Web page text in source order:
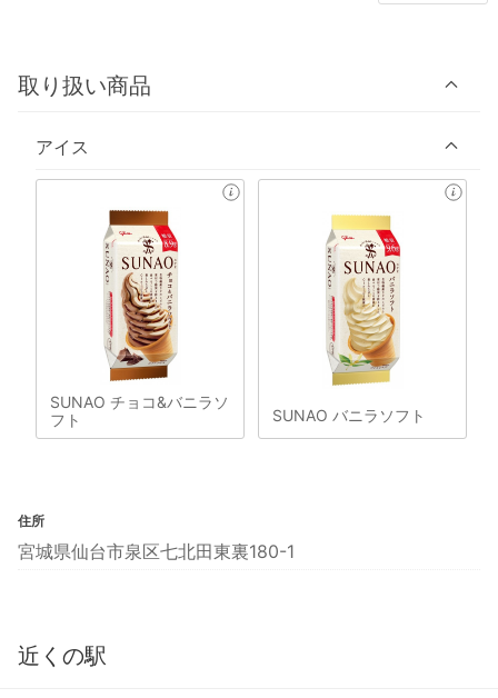
取り扱い商品
アイス
SUNAO チョコ&バニラソ
フト
SUNAO バニラソフト
住所
宮城県仙台市泉区七北田東裏180-1
近くの駅